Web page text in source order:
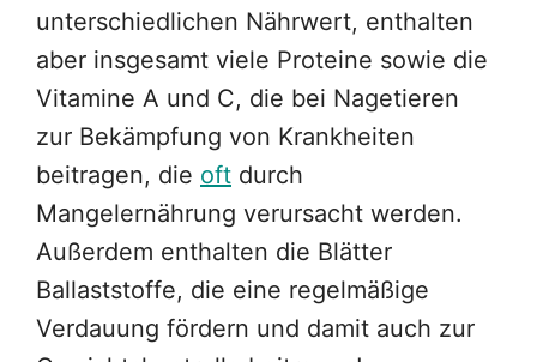
unterschiedlichen Nährwert, enthalten
aber insgesamt viele Proteine sowie die
Vitamine A und C, die bei Nagetieren
zur Bekämpfung von Krankheiten
beitragen, die oft durch
Mangelernährung verursacht werden.
Außerdem enthalten die Blätter
Ballaststoffe, die eine regelmäßige
Verdauung fördern und damit auch zur